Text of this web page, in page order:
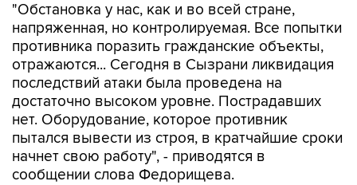
"Обстановка у нас, как и во всей стране,
напряженная, но контролируемая. Все попытки
противника поразить гражданские объекты,
отражаются... Сегодня в Сызрани ликвидация
последствий атаки была проведена на
достаточно высоком уровне. Пострадавших
нет. Оборудование, которое противник
пытался вывести из строя, в кратчайшие сроки
начнет свою работу", - приводятся в
сообщении слова Федорищева.